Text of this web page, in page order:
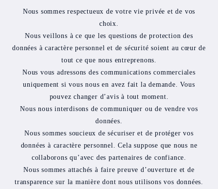
Nous sommes respectueux de votre vie privée et de vos
choix.
Nous veillons à ce que les questions de protection des
données à caractère personnel et de sécurité soient au cœur de
tout ce que nous entreprenons.
Nous vous adressons des communications commerciales
uniquement si vous nous en avez fait la demande. Vous
pouvez changer d’avis à tout moment.
Nous nous interdisons de communiquer ou de vendre vos
données.
Nous sommes soucieux de sécuriser et de protéger vos
données à caractère personnel. Cela suppose que nous ne
collaborons qu’avec des partenaires de confiance.
Nous sommes attachés à faire preuve d’ouverture et de
transparence sur la manière dont nous utilisons vos données.